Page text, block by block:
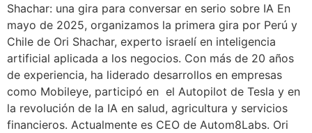
Shachar: una gira para conversar en serio sobre IA En
mayo de 2025, organizamos la primera gira por Perú y
Chile de Ori Shachar, experto israelí en inteligencia
artificial aplicada a los negocios. Con más de 20 años
de experiencia, ha liderado desarrollos en empresas
como Mobileye, participó en el Autopilot de Tesla y en
la revolución de la IA en salud, agricultura y servicios
financieros. Actualmente es CEO de Autom8Labs. Ori